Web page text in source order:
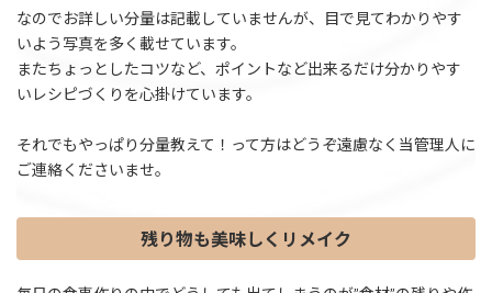
なのでお詳しい分量は記載していませんが、目で見てわかりやす
いよう写真を多く載せています。
またちょっとしたコツなど、ポイントなど出来るだけ分かりやす
いレシピづくりを心掛けています。
それでもやっぱり分量教えて！って方はどうぞ遠慮なく当管理人に
ご連絡くださいませ。
残り物も美味しくリメイク